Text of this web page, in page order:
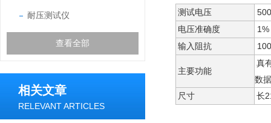
耐压测试仪
查看全部
相关文章
RELEVANT ARTICLES
测试电压
电压准确度
1%
输入阻抗
主要功能
真
数
尺寸
长